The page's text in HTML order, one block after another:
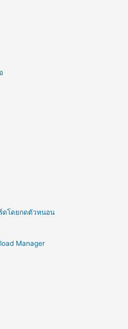
ดโดยกดตัวหนอน
Manager